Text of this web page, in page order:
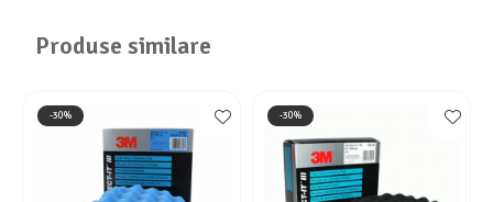
Produse similare
-30% -30%